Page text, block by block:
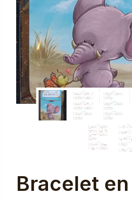
Bracelet